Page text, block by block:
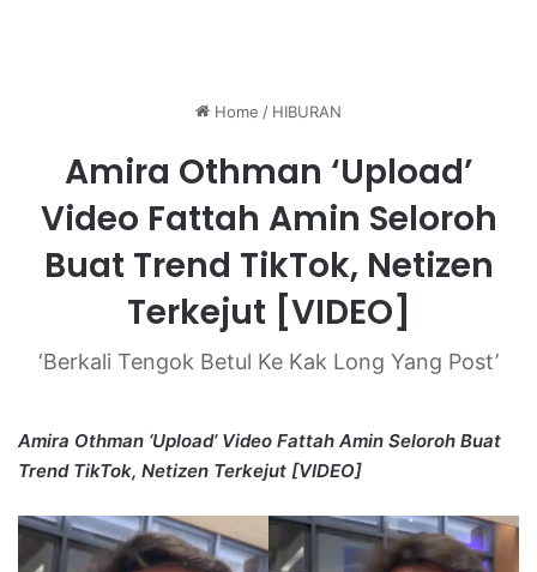
Home / HIBURAN
Amira Othman ‘Upload’
Video Fattah Amin Seloroh
Buat Trend TikTok, Netizen
Terkejut [VIDEO]
‘Berkali Tengok Betul Ke Kak Long Yang Post’
Amira Othman ‘Upload’ Video Fattah Amin Seloroh Buat
Trend TikTok, Netizen Terkejut [VIDEO]